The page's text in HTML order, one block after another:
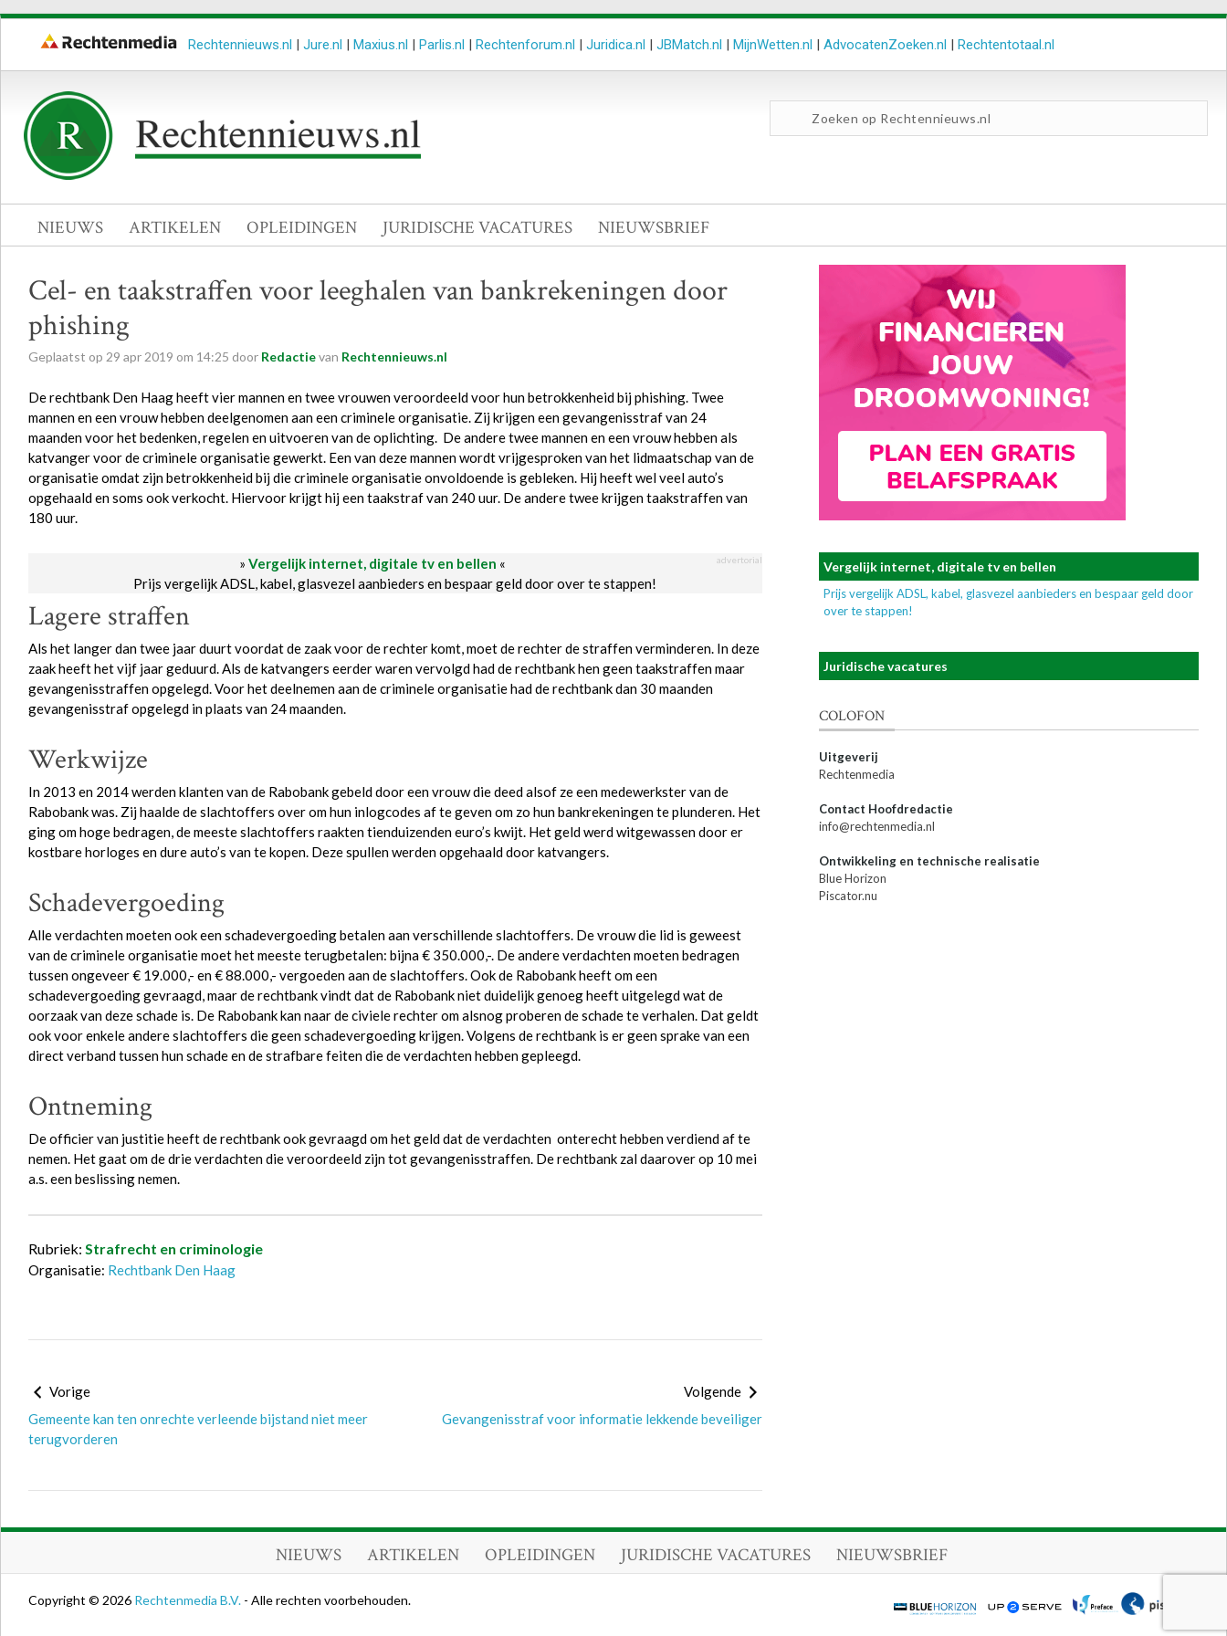
Rechtennieuws.nl | Jure.nl | Maxius.nl | Parlis.nl | Rechtenforum.nl | Juridica.nl | JBMatch.nl | MijnWetten.nl | AdvocatenZoeken.nl | Rechtentotaal.nl
NIEUWS ARTIKELEN OPLEIDINGEN JURIDISCHE VACATURES NIEUWSBRIEF
Cel- en taakstraffen voor leeghalen van bankrekeningen door
phishing
Geplaatst op 29 apr 2019 om 14:25 door Redactievan Rechtennieuws.nl
De rechtbank Den Haag heeft vier mannen en twee vrouwen veroordeeld voor hun betrokkenheid bij phishing. Twee
mannen en een vrouw hebben deelgenomen aan een criminele organisatie. Zij krijgen een gevangenisstraf van 24
maanden voor het bedenken, regelen en uitvoeren van de oplichting. De andere twee mannen en een vrouw hebben als
katvanger voor de criminele organisatie gewerkt. Een van deze mannen wordt vrijgesproken van het lidmaatschap van de
organisatie omdat zijn betrokkenheid bij die criminele organisatie onvoldoende is gebleken. Hij heeft wel veel auto’s
opgehaald en soms ook verkocht. Hiervoor krijgt hij een taakstraf van 240 uur. De andere twee krijgen taakstraffen van
180 uur.
» Vergelijk internet, digitale tv en bellen « advertorial
Prijs vergelijk ADSL, kabel, glasvezel aanbieders en bespaar geld door over te stappen!
​Lagere straffen
Als het langer dan twee jaar duurt voordat de zaak voor de rechter komt, moet de rechter de straffen verminderen. In deze
zaak heeft het vijf jaar geduurd. Als de katvangers eerder waren vervolgd had de rechtbank hen geen taakstraffen maar
gevangenisstraffen opgelegd. Voor het deelnemen aan de criminele organisatie had de rechtbank dan 30 maanden
gevangenisstraf opgelegd in plaats van 24 maanden.
​Werkwijze
In 2013 en 2014 werden klanten van de Rabobank gebeld door een vrouw die deed alsof ze een medewerkster van de
Rabobank was. Zij haalde de slachtoffers over om hun inlogcodes af te geven om zo hun bankrekeningen te plunderen. Het
ging om hoge bedragen, de meeste slachtoffers raakten tienduizenden euro’s kwijt. Het geld werd witgewassen door er
kostbare horloges en dure auto’s van te kopen. Deze spullen werden opgehaald door katvangers.
​Schadevergoeding
Alle verdachten moeten ook een schadevergoeding betalen aan verschillende slachtoffers. De vrouw die lid is geweest
van de criminele organisatie moet het meeste terugbetalen: bijna € 350.000,-. De andere verdachten moeten bedragen
tussen ongeveer € 19.000,- en € 88.000,- vergoeden aan de slachtoffers. Ook de Rabobank heeft om een
schadevergoeding gevraagd, maar de rechtbank vindt dat de Rabobank niet duidelijk genoeg heeft uitgelegd wat de
oorzaak van deze schade is. De Rabobank kan naar de civiele rechter om alsnog proberen de schade te verhalen. Dat geldt
ook voor enkele andere slachtoffers die geen schadevergoeding krijgen. Volgens de rechtbank is er geen sprake van een
direct verband tussen hun schade en de strafbare feiten die de verdachten hebben gepleegd.
Ontneming
De officier van justitie heeft de rechtbank ook gevraagd om het geld dat de verdachten onterecht hebben verdiend af te
nemen. Het gaat om de drie verdachten die veroordeeld zijn tot gevangenisstraffen. De rechtbank zal daarover op 10 mei
a.s. een beslissing nemen.
Rubriek: Strafrecht en criminologie
Organisatie: Rechtbank Den Haag
Vorige
Gemeente kan ten onrechte verleende bijstand niet meer
terugvorderen
Volgende
Gevangenisstraf voor informatie lekkende beveiliger
Vergelijk internet, digitale tv en bellen
Prijs vergelijk ADSL, kabel, glasvezel aanbieders en bespaar geld door
over te stappen!
Juridische vacatures
COLOFON
Uitgeverij
Rechtenmedia
Contact Hoofdredactie
info@rechtenmedia.nl
Ontwikkeling en technische realisatie
Blue Horizon
Piscator.nu
NIEUWS ARTIKELEN OPLEIDINGEN JURIDISCHE VACATURES NIEUWSBRIEF
Copyright © 2026 Rechtenmedia B.V. - Alle rechten voorbehouden.